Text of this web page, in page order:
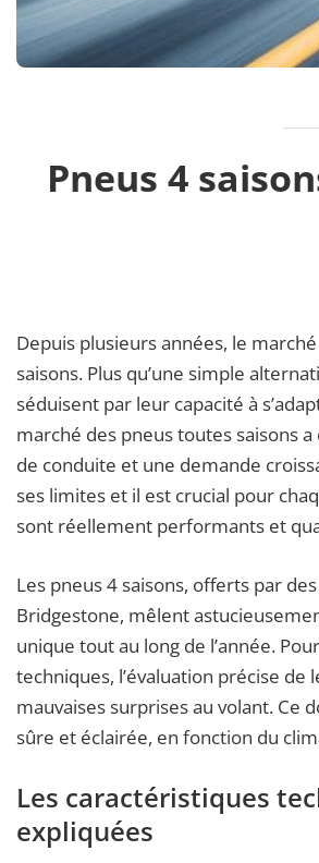
Pneus 4
Depuis plusieurs années, le
saisons. Plus qu’une simple
séduisent par leur capacité à
marché des pneus toutes saisons
de conduite et une demande
ses limites et il est crucial pour
sont réellement performants et
Les pneus 4 saisons, offerts par
Bridgestone, mêlent
unique tout au long de l’année.
techniques, l’évaluation précise
mauvaises surprises au volant. Ce
sûre et éclairée, en fonction du
Les caractéristiques
expliquées